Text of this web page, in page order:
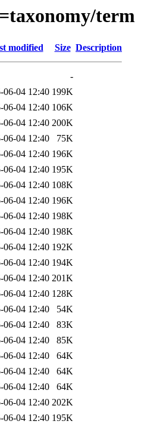
term
modified Size Description
-
06-04 12:40 199K
06-04 12:40 106K
06-04 12:40 200K
06-04 12:40
75K
06-04 12:40 196K
06-04 12:40 195K
06-04 12:40 108K
06-04 12:40 196K
06-04 12:40 198K
06-04 12:40 198K
06-04 12:40 192K
06-04 12:40 194K
06-04 12:40 201K
06-04 12:40 128K
06-04 12:40
54K
06-04 12:40
83K
06-04 12:40
85K
06-04 12:40
64K
06-04 12:40
64K
06-04 12:40
64K
06-04 12:40 202K
06-04 12:40 195K